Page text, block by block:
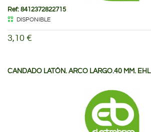
Ref: 8412372822715
DISPONIBLE
3,10 €
CANDADO LATÓN. ARCO LARGO.40 MM. EHL